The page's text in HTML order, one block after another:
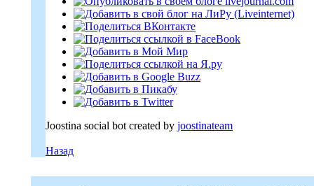
Joostina social bot created by joostinateam
Назад